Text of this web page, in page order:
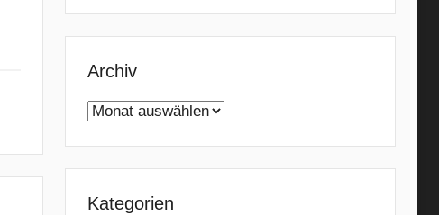
Archiv
Archiv
Kategorien